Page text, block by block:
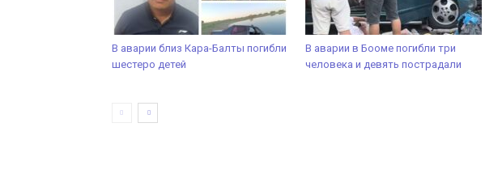
В аварии близ Кара-Балты погибли
шестеро детей
В аварии в Бооме погибли три
человека и девять пострадали